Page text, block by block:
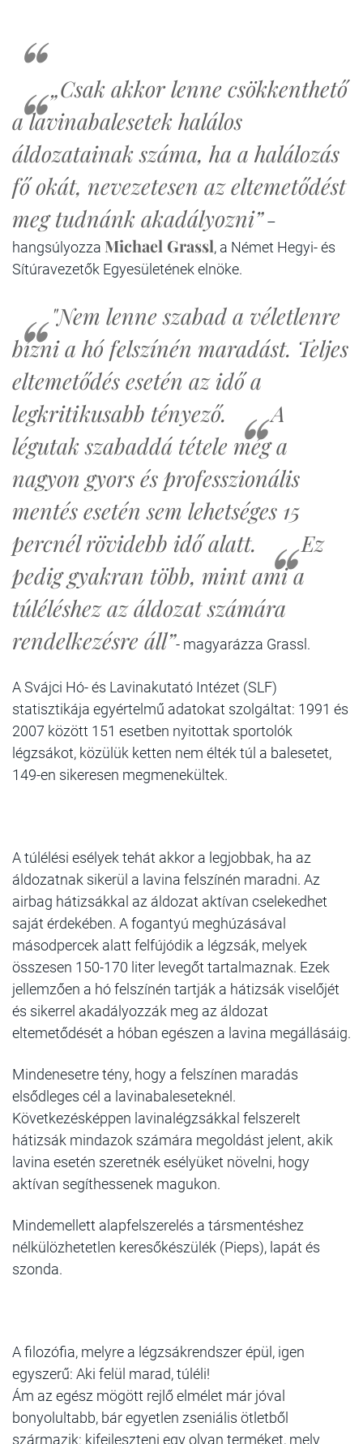
„Csak akkor lenne csökkenthető
a lavinabalesetek halálos
áldozatainak száma, ha a halálozás
fő okát, nevezetesen az eltemetődést
meg tudnánk akadályozni” –
hangsúlyozza Michael Grassl, a Német Hegyi- és
Sítúravezetők Egyesületének elnöke.
"Nem lenne szabad a véletlenre
bízni a hó felszínén maradást. Teljes
eltemetődés esetén az idő a
legkritikusabb tényező.
A
légutak szabaddá tétele még a
nagyon gyors és professzionális
mentés esetén sem lehetséges 15
percnél rövidebb idő alatt.
Ez
pedig gyakran több, mint ami a
túléléshez az áldozat számára
rendelkezésre áll”- magyarázza Grassl.
A Svájci Hó- és Lavinakutató Intézet (SLF)
statisztikája egyértelmű adatokat szolgáltat: 1991 és
2007 között 151 esetben nyitottak sportolók
légzsákot, közülük ketten nem élték túl a balesetet,
149-en sikeresen megmenekültek.
A túlélési esélyek tehát akkor a legjobbak, ha az
áldozatnak sikerül a lavina felszínén maradni. Az
airbag hátizsákkal az áldozat aktívan cselekedhet
saját érdekében. A fogantyú meghúzásával
másodpercek alatt felfújódik a légzsák, melyek
összesen 150-170 liter levegőt tartalmaznak. Ezek
jellemzően a hó felszínén tartják a hátizsák viselőjét
és sikerrel akadályozzák meg az áldozat
eltemetődését a hóban egészen a lavina megállásáig.
Mindenesetre tény, hogy a felszínen maradás
elsődleges cél a lavinabaleseteknél.
Következésképpen lavinalégzsákkal felszerelt
hátizsák mindazok számára megoldást jelent, akik
lavina esetén szeretnék esélyüket növelni, hogy
aktívan segíthessenek magukon.
Mindemellett alapfelszerelés a társmentéshez
nélkülözhetetlen keresőkészülék (Pieps), lapát és
szonda.
A filozófia, melyre a légzsákrendszer épül, igen
egyszerű: Aki felül marad, túléli!
Ám az egész mögött rejlő elmélet már jóval
bonyolultabb, bár egyetlen zseniális ötletből
származik: kifejleszteni egy olyan terméket, mely